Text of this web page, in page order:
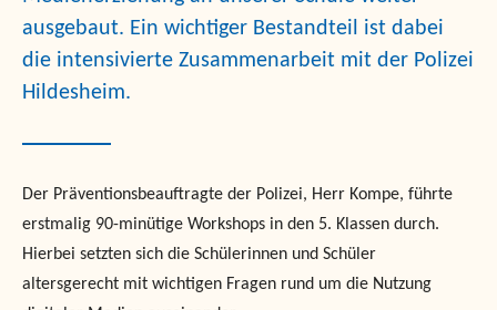
ausgebaut. Ein wichtiger Bestandteil ist dabei
die intensivierte Zusammenarbeit mit der Polizei
Hildesheim.
Der Präventionsbeauftragte der Polizei, Herr Kompe, führte
erstmalig 90-minütige Workshops in den 5. Klassen durch.
Hierbei setzten sich die Schülerinnen und Schüler
altersgerecht mit wichtigen Fragen rund um die Nutzung